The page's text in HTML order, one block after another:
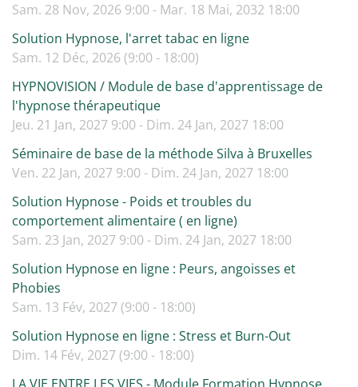
Sam. 28 Nov, 2026 9:00 - Mar. 18 Mai, 2032 18:00
Solution Hypnose, l'arret tabac en ligne
Sam. 12 Déc, 2026 (9:00 - 18:00)
HYPNOVISION / Module de base d'apprentissage de
l'hypnose thérapeutique
Jeu. 21 Jan, 2027 9:00 - Dim. 24 Jan, 2027 18:00
Séminaire de base de la méthode Silva à Bruxelles
Ven. 22 Jan, 2027 9:00 - Dim. 24 Jan, 2027 18:00
Solution Hypnose - Poids et troubles du
comportement alimentaire ( en ligne)
Sam. 23 Jan, 2027 9:00 - Dim. 24 Jan, 2027 18:00
Solution Hypnose en ligne : Peurs, angoisses et
Phobies
Sam. 13 Fév, 2027 (9:00 - 18:00)
Solution Hypnose en ligne : Stress et Burn-Out
Dim. 14 Fév, 2027 (9:00 - 18:00)